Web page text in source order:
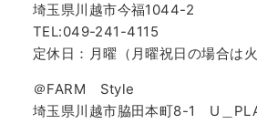
埼玉県川越市今福1044-2
TEL:049-241-4115
定休日：月曜（月曜祝日の場合は火
＠FARM Style
埼玉県川越市脇田本町8-1 U＿